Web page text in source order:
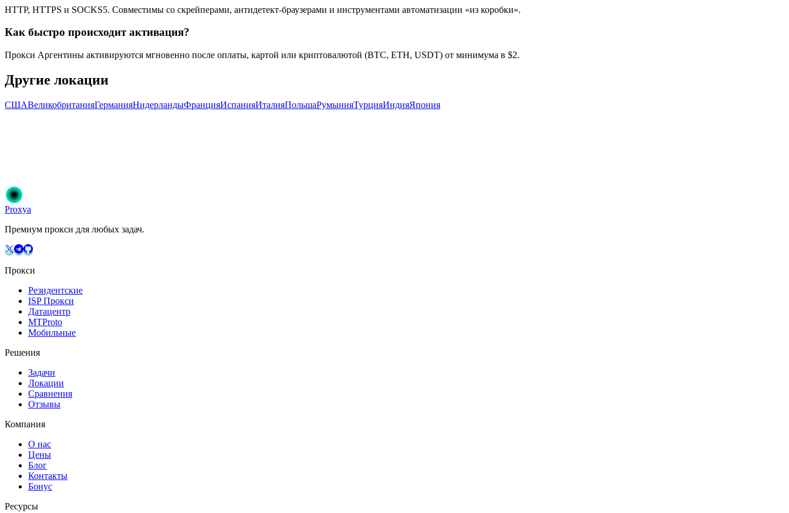
HTTP, HTTPS и SOCKS5. Совместимы со скрейперами, антидетект-браузерами и инструментами автоматизации «из коробки».
Как быстро происходит активация?
Прокси Аргентины активируются мгновенно после оплаты, картой или криптовалютой (BTC, ETH, USDT) от минимума в $2.
Другие локации
СШАВеликобританияГерманияНидерландыФранцияИспанияИталияПольшаРумынияТурцияИндияЯпония
Начать
Proxya
Премиум прокси для любых задач.
Прокси
Резидентские
ISP Прокси
Датацентр
MTProto
Мобильные
Решения
Задачи
Локации
Сравнения
Отзывы
Компания
О нас
Цены
Блог
Контакты
Бонус
Ресурсы